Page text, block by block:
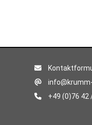
+49 (0)76 42